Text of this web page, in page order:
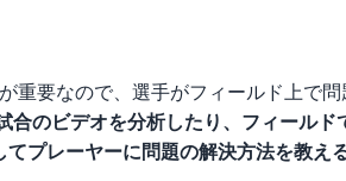
重要なので、選手がフィールド上で
合のビデオを分析したり、フィールド
プレーヤーに問題の解決方法を教え